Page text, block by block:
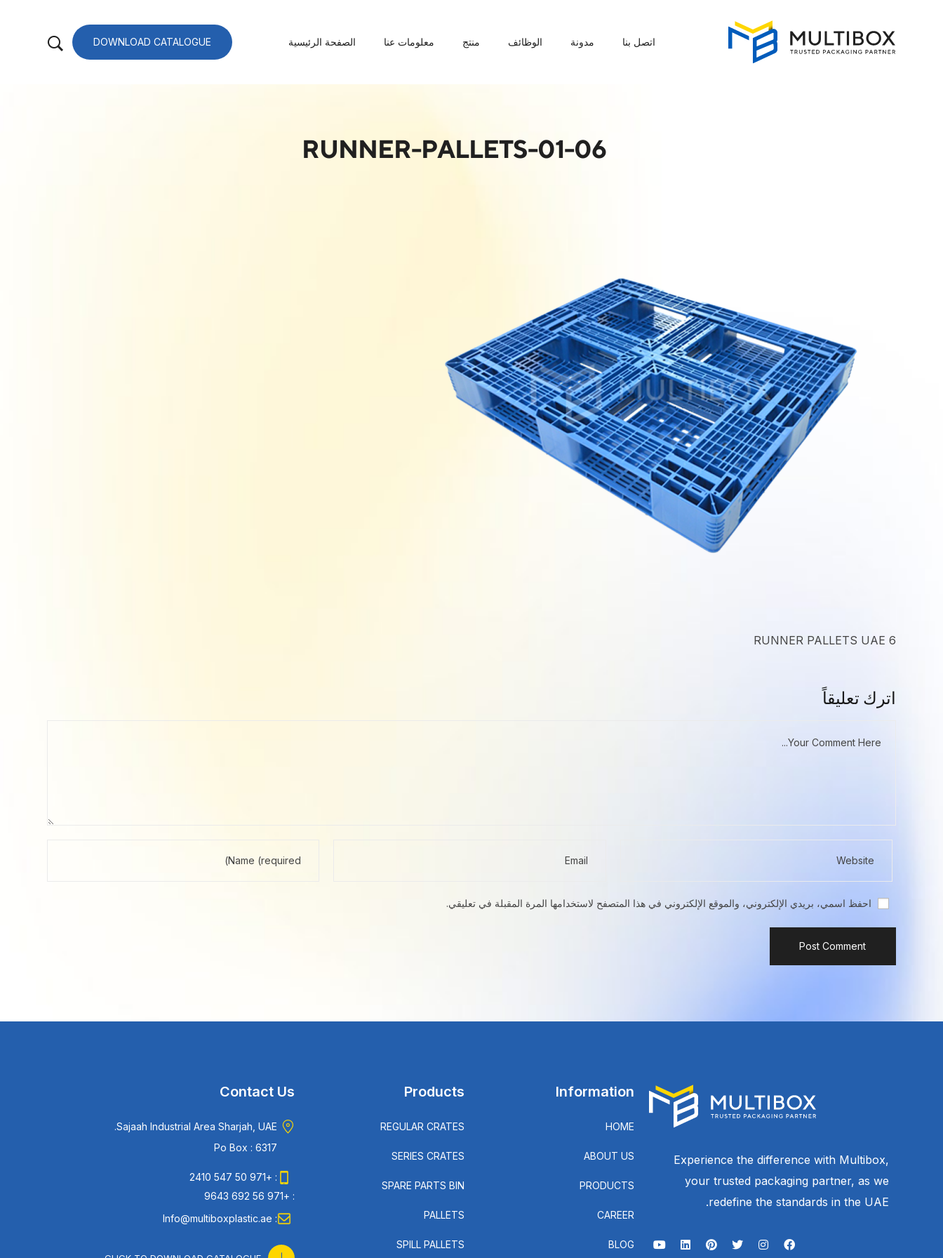
الصفحة الرئيسية معلومات عنا منتج الوظائف مدونة اتصل بنا DOWNLOAD CATALOGUE
06-RUNNER-PALLETS-01
6 RUNNER PALLETS UAE
اترك تعليقاً
احفظ اسمي، بريدي الإلكتروني، والموقع الإلكتروني في هذا المتصفح لاستخدامها المرة المقبلة في تعليقي.
Experience the difference with Multibox,
your trusted packaging partner, as we
redefine the standards in the UAE.
Information
HOME
ABOUT US
PRODUCTS
CAREER
BLOG
Products
REGULAR CRATES
SERIES CRATES
SPARE PARTS BIN
PALLETS
SPILL PALLETS
Contact Us
Sajaah Industrial Area Sharjah, UAE.
Po Box : 6317
: +971 50 547 2410
: +971 56 692 9643
: Info@multiboxplastic.ae